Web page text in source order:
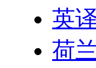
英
荷